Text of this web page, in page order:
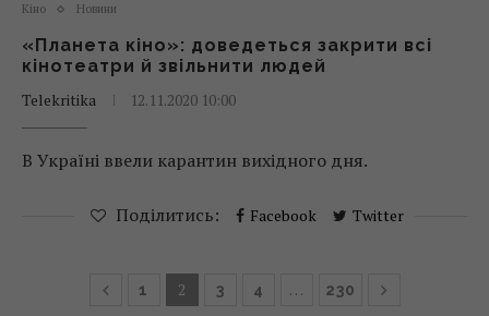
Кіно Новини
«Планета кіно»: доведеться закрити всі
кінотеатри й звільнити людей
Telekritika
12.11.2020 10:00
В Україні ввели карантин вихідного дня.
Поділитись: Facebook Twitter
1 2 3 4 … 230